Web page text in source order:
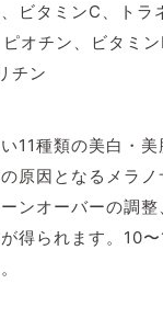
ビタミンC、トラ
オチン、ビタミ
チン
11種類の美白・
原因となるメラ
ンオーバーの調
得られます。10